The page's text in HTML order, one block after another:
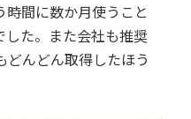
間に数か月使うこと
した。また会社も推奨
どんどん取得したほう